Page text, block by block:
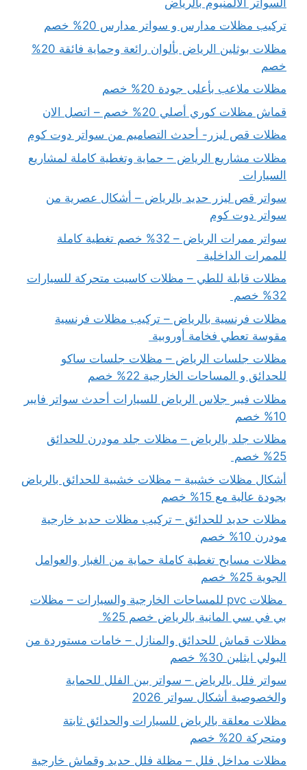
تركيب مظلات مدارس و سواتر مدارس 20% خصم
مظلات بوثلين الرياض بألوان رائعة وحماية فائقة 20%
خصم
مظلات ملاعب بأعلى جودة 20% خصم
قماش مظلات كوري أصلي 20% خصم – اتصل الان
مظلات قص ليزر- أحدث التصاميم من سواتر دوت كوم
مظلات مشاريع الرياض – حماية وتغطية كاملة لمشاريع
السيارات
سواتر قص ليزر حديد بالرياض – أشكال عصرية من
سواتر دوت كوم
سواتر ممرات الرياض – 32% خصم تغطية كاملة
للممرات الداخلية
مظلات قابلة للطي – مظلات كاسيت متحركة للسيارات
32% خصم
مظلات فرنسية بالرياض – تركيب مظلات فرنسية
مقوسة تعطي فخامة أوروبية
مظلات جلسات الرياض – مظلات جلسات ساكو
للحدائق و المساحات الخارجية 22% خصم
مظلات فيبر جلاس الرياض للسيارات أحدث سواتر فايبر
10% خصم
مظلات جلد بالرياض – مظلات جلد مودرن للحدائق
25% خصم
أشكال مظلات خشبية – مظلات خشبية للحدائق بالرياض
بجودة عالية مع 15% خصم
مظلات حديد للحدائق – تركيب مظلات حديد خارجية
مودرن 10% خصم
مظلات مسابح تغطية كاملة حماية من الغبار والعوامل
الجوية 25% خصم
مظلات pvc للمساحات الخارجية والسيارات – مظلات
بي في سي المانية بالرياض خصم 25%
مظلات قماش للحدائق والمنازل – خامات مستوردة من
البولي ايثلين 30% خصم
سواتر فلل بالرياض – سواتر بين الفلل للحماية
والخصوصية أشكال سواتر 2026
مظلات معلقة بالرياض للسيارات والحدائق ثابتة
ومتحركة 20% خصم
مظلات مداخل فلل – مظلة فلل حديد وقماش خارجية